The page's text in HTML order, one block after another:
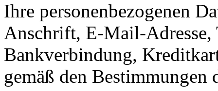
Ihre personenbezogenen
Anschrift, E-Mail-Adresse,
Bankverbindung,
gemäß den Bestimmungen